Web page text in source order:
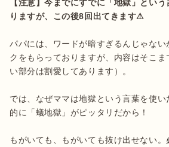
【注意】今までにすでに「地獄」とい
パパには、ワードが暗すぎるんじゃない
クをもらっておりますが、内容はそこ
い部分は割愛してあります）。
では、なぜママは地獄という言葉を使
的に「蟻地獄」がピッタリだから！
もがいても、もがいても抜け出せない